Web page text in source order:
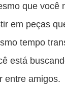
que você
em peças
tempo
está
entre amigos.